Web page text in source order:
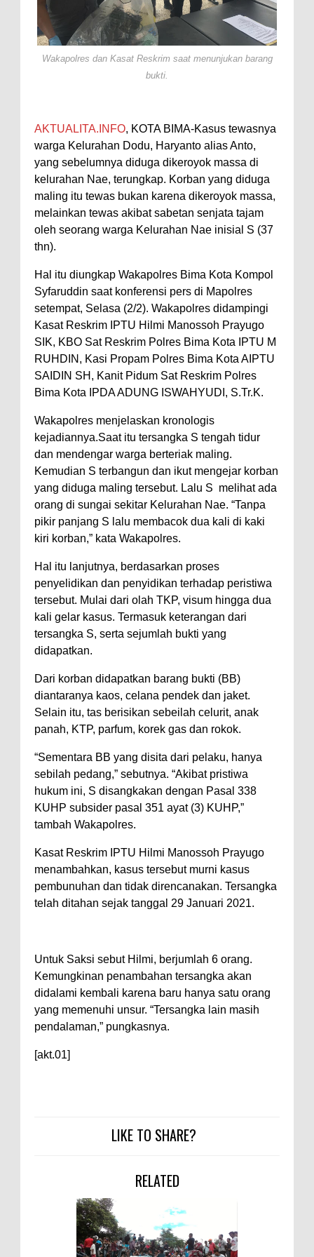
Perairan Sanggar
Perkuat Soliditas-Sinergi,
Kapolres Bima Silaturahmi ke
Kejari dan Kodim 1608
Inggris, Polres Bima Pererat
Silaturahmi dengan Masyarakat
Antusiasnya Warga dan Polisi
Nobar Bareng Laga Prancis vs
Spanyol di Mapolres Bima
Wali Kota Bima Tinjau Finalisasi
Pastikan Pemindahan Layanan
Berjalan Bertahap
"Polisi Peduli" Satsamapta
Polres Bima Bantu Warga Padolo
Atasi Krisis Air Bersih
Wali Kota Bima Tinjau Rumah
Warga Tidak Layak Huni di
Kelurahan Oi Mbo, Dorong
Percepatan Bantuan BSPS
Wakil Wali Kota Bima
Konsultasikan Usulan Inpres
Jalan Daerah 2026 dan
Persiapan DAK 2027 ke BPJN
NTB
Wali Kota Tekankan Disiplin ASN
dan Penguatan Kolaborasi
Wali Kota Bima Hadiri Rakornas
Kelautan dan Perikanan
Raperda Pertanggungjawaban
Pelaksanaan APBD Kota Bima
Pimpin Upacara HUT
Bhayangkara Ke-80, Kapolres
Bima: Jadikan Tugas Sebagai
Ibadah, Kepercayaan Rakyat
Kapolres Bima Pimpin Kenaikan
Pangkat 42 Personel
Bakti Sosial Bhayangkara Ke-80,
Bersih
Polsek Bolo Bongkar Peredaran
Sabu di Tambe, 2 Pria
Diamankan Bersama 23 Poket
Wakapolres dan Kasat Reskrim saat menunjukan barang
bukti.
AKTUALITA.INFO, KOTA BIMA-Kasus tewasnya
warga Kelurahan Dodu, Haryanto alias Anto,
yang sebelumnya diduga dikeroyok massa di
kelurahan Nae, terungkap. Korban yang diduga
maling itu tewas bukan karena dikeroyok massa,
melainkan tewas akibat sabetan senjata tajam
oleh seorang warga Kelurahan Nae inisial S (37
thn).
Hal itu diungkap Wakapolres Bima Kota Kompol
Syfaruddin saat konferensi pers di Mapolres
setempat, Selasa (2/2). Wakapolres didampingi
Kasat Reskrim IPTU Hilmi Manossoh Prayugo
SIK, KBO Sat Reskrim Polres Bima Kota IPTU M
RUHDIN, Kasi Propam Polres Bima Kota AIPTU
SAIDIN SH, Kanit Pidum Sat Reskrim Polres
Bima Kota IPDA ADUNG ISWAHYUDI, S.Tr.K.
Wakapolres menjelaskan kronologis
kejadiannya.Saat itu tersangka S tengah tidur
dan mendengar warga berteriak maling.
Kemudian S terbangun dan ikut mengejar korban
yang diduga maling tersebut. Lalu S melihat ada
orang di sungai sekitar Kelurahan Nae. “Tanpa
pikir panjang S lalu membacok dua kali di kaki
kiri korban,” kata Wakapolres.
Hal itu lanjutnya, berdasarkan proses
penyelidikan dan penyidikan terhadap peristiwa
tersebut. Mulai dari olah TKP, visum hingga dua
kali gelar kasus. Termasuk keterangan dari
tersangka S, serta sejumlah bukti yang
didapatkan.
Dari korban didapatkan barang bukti (BB)
diantaranya kaos, celana pendek dan jaket.
Selain itu, tas berisikan sebeilah celurit, anak
panah, KTP, parfum, korek gas dan rokok.
“Sementara BB yang disita dari pelaku, hanya
sebilah pedang,” sebutnya. “Akibat pristiwa
hukum ini, S disangkakan dengan Pasal 338
KUHP subsider pasal 351 ayat (3) KUHP,”
tambah Wakapolres.
Kasat Reskrim IPTU Hilmi Manossoh Prayugo
menambahkan, kasus tersebut murni kasus
pembunuhan dan tidak direncanakan. Tersangka
telah ditahan sejak tanggal 29 Januari 2021.
Untuk Saksi sebut Hilmi, berjumlah 6 orang.
Kemungkinan penambahan tersangka akan
didalami kembali karena baru hanya satu orang
yang memenuhi unsur. “Tersangka lain masih
pendalaman,” pungkasnya.
[akt.01]
LIKE TO SHARE?
RELATED